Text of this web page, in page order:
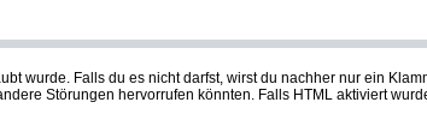
wurde. Falls du es nicht darfst, wirst du nachher nur ein
Störungen hervorrufen könnten. Falls HTML aktiviert